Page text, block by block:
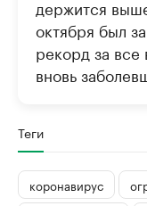
держится
октября был
рекорд за
вновь
Теги
коронавирус